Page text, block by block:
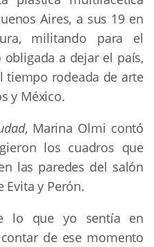
Aires, a sus 19 en
militando para el
obligada a dejar el país,
tiempo rodeada de arte
y México.
, Marina Olmi contó
los cuadros que
las paredes del salón
Evita y Perón.
lo que yo sentía en
de ese momento